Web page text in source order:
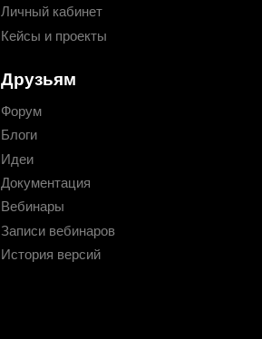
Личный кабинет
Кейсы и проекты
Друзьям
Форум
Блоги
Идеи
Документация
Вебинары
Записи вебинаров
История версий